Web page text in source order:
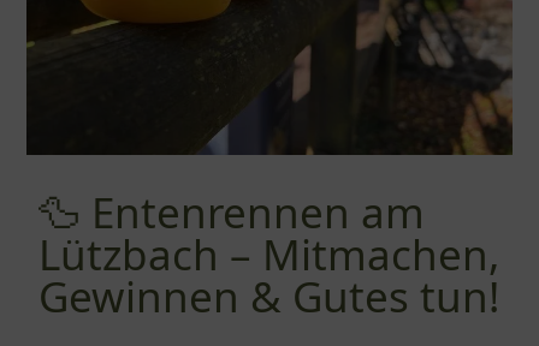
🦆 Entenrennen am
Lützbach – Mitmachen,
Gewinnen & Gutes tun!